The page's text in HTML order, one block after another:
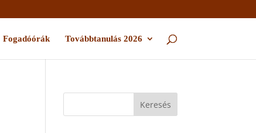
Fogadóórák Továbbtanulás 2026